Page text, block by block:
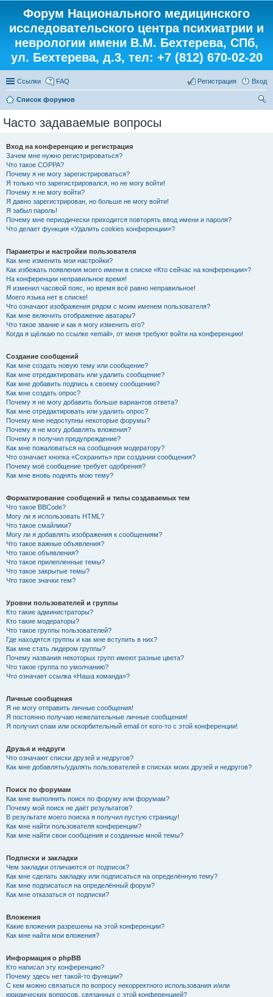
Форум Национального медицинского
исследовательского центра психиатрии и
неврологии имени В.М. Бехтерева, СПб,
ул. Бехтерева, д.3, тел: +7 (812) 670-02-20
Ссылки FAQ Вход
Регистрация
Список форумов
Часто задаваемые вопросы
Вход на конференцию и регистрация
Зачем мне нужно регистрироваться?
Что такое COPPA?
Почему я не могу зарегистрироваться?
Я только что зарегистрировался, но не могу войти!
Почему я не могу войти?
Я давно зарегистрирован, но больше не могу войти!
Я забыл пароль!
Почему мне периодически приходится повторять ввод имени и пароля?
Что делает функция «Удалить cookies конференции»?
Параметры и настройки пользователя
Как мне изменить мои настройки?
Как избежать появления моего имени в списке «Кто сейчас на конференции»?
На конференции неправильное время!
Я изменил часовой пояс, но время всё равно неправильное!
Моего языка нет в списке!
Что означают изображения рядом с моим именем пользователя?
Как мне включить отображение аватары?
Что такое звание и как я могу изменить его?
Когда я щёлкаю по ссылке «email», от меня требуют войти на конференцию!
Создание сообщений
Как мне создать новую тему или сообщение?
Как мне отредактировать или удалить сообщение?
Как мне добавить подпись к своему сообщению?
Как мне создать опрос?
Почему я не могу добавить больше вариантов ответа?
Как мне отредактировать или удалить опрос?
Почему мне недоступны некоторые форумы?
Почему я не могу добавлять вложения?
Почему я получил предупреждение?
Как мне пожаловаться на сообщения модератору?
Что означает кнопка «Сохранить» при создании сообщения?
Почему моё сообщение требует одобрения?
Как мне вновь поднять мою тему?
Форматирование сообщений и типы создаваемых тем
Что такое BBCode?
Могу ли я использовать HTML?
Что такое смайлики?
Могу ли я добавлять изображения к сообщениям?
Что такое важные объявления?
Что такое объявления?
Что такое прилепленные темы?
Что такое закрытые темы?
Что такое значки тем?
Уровни пользователей и группы
Кто такие администраторы?
Кто такие модераторы?
Что такое группы пользователей?
Где находятся группы и как мне вступить в них?
Как мне стать лидером группы?
Почему названия некоторых групп имеют разные цвета?
Что такое группа по умолчанию?
Что означает ссылка «Наша команда»?
Личные сообщения
Я не могу отправить личные сообщения!
Я постоянно получаю нежелательные личные сообщения!
Я получил спам или оскорбительный email от кого-то с этой конференции!
Друзья и недруги
Что означают списки друзей и недругов?
Как мне добавлять/удалять пользователей в списках моих друзей и недругов?
Поиск по форумам
Как мне выполнить поиск по форуму или форумам?
Почему мой поиск не даёт результатов?
В результате моего поиска я получил пустую страницу!
Как мне найти пользователя конференции?
Как мне найти свои сообщения и созданные мной темы?
Подписки и закладки
Чем закладки отличаются от подписок?
Как мне сделать закладку или подписаться на определённую тему?
Как мне подписаться на определённый форум?
Как мне отказаться от подписки?
Вложения
Какие вложения разрешены на этой конференции?
Как мне найти мои вложения?
Информация о phpBB
Кто написал эту конференцию?
Почему здесь нет такой-то функции?
С кем можно связаться по вопросу некорректного использования и/или
юридических вопросов, связанных с этой конференцией?